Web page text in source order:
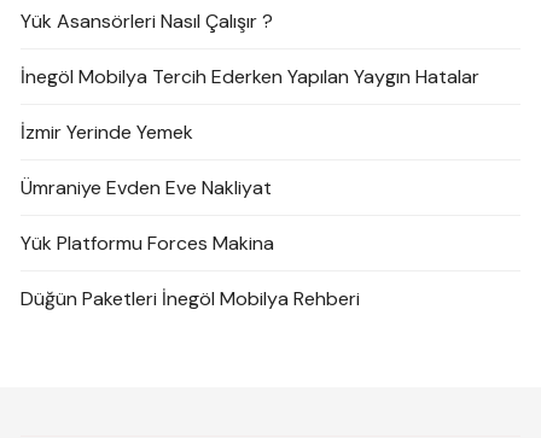
Yük Asansörleri Nasıl Çalışır ?
İnegöl Mobilya Tercih Ederken Yapılan Yaygın Hatalar
İzmir Yerinde Yemek
Ümraniye Evden Eve Nakliyat
Yük Platformu Forces Makina
Düğün Paketleri İnegöl Mobilya Rehberi